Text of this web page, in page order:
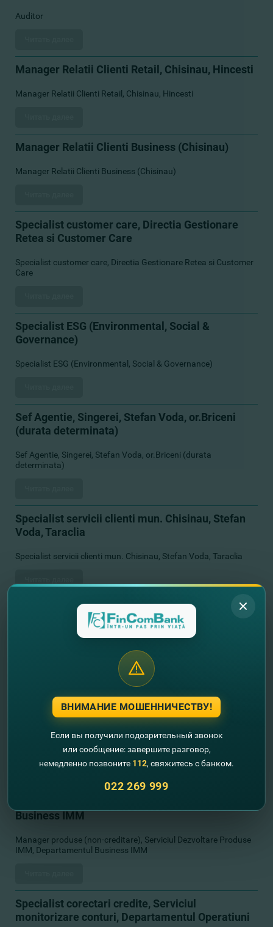
Auditor
Manager Relatii Clienti Retail, Chisinau, Hincesti
Manager Relatii Clienti Retail, Chisinau, Hincesti
Manager Relatii Clienti Business (Chisinau)
Manager Relatii Clienti Business (Chisinau)
Specialist customer care, Directia Gestionare
Retea si Customer Care
Specialist customer care, Directia Gestionare Retea si Customer
Care
Specialist ESG (Environmental, Social &
Governance)
Specialist ESG (Environmental, Social & Governance)
Sef Agentie, Singerei, Stefan Voda, or.Briceni
(durata determinata)
Sef Agentie, Singerei, Stefan Voda, or.Briceni (durata
determinata)
Specialist servicii clienti mun. Chisinau, Stefan
Voda, Taraclia
Specialist servicii clienti mun. Chisinau, Stefan Voda, Taraclia
Specialist principal, Serviciul Gestionare Soft,
Directia Dezvoltare Soft si Tehnologii, DTI
Director sucursala , Soroca, Balti
Director sucursala , Soroca, Balti
Manager produse (non-creditare), Serviciul
Business IMM
Manager produse (non-creditare), Serviciul Dezvoltare Produse
IMM, Departamentul Business IMM
Specialist corectari credite, Serviciul
monitorizare conturi, Departamentul Operatiuni
ВНИМАНИЕ МОШЕННИЧЕСТВУ!
Если вы получили подозрительный звонок
или сообщение: завершите разговор,
немедленно позвоните 112, свяжитесь с банком.
022 269 999